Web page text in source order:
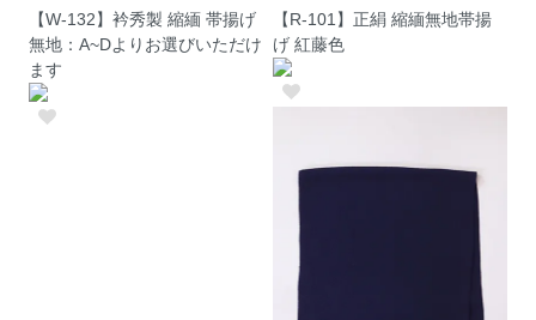
【W-132】衿秀製 縮緬 帯揚げ
無地：A~Dよりお選びいただけ
ます
【R-101】正絹 縮緬無地帯揚
げ 紅藤色